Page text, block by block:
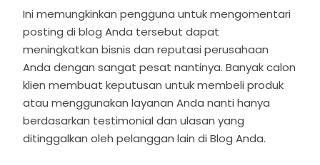
Ini memungkinkan pengguna untuk mengomentari
posting di blog Anda tersebut dapat
meningkatkan bisnis dan reputasi perusahaan
Anda dengan sangat pesat nantinya. Banyak calon
klien membuat keputusan untuk membeli produk
atau menggunakan layanan Anda nanti hanya
berdasarkan testimonial dan ulasan yang
ditinggalkan oleh pelanggan lain di Blog Anda.